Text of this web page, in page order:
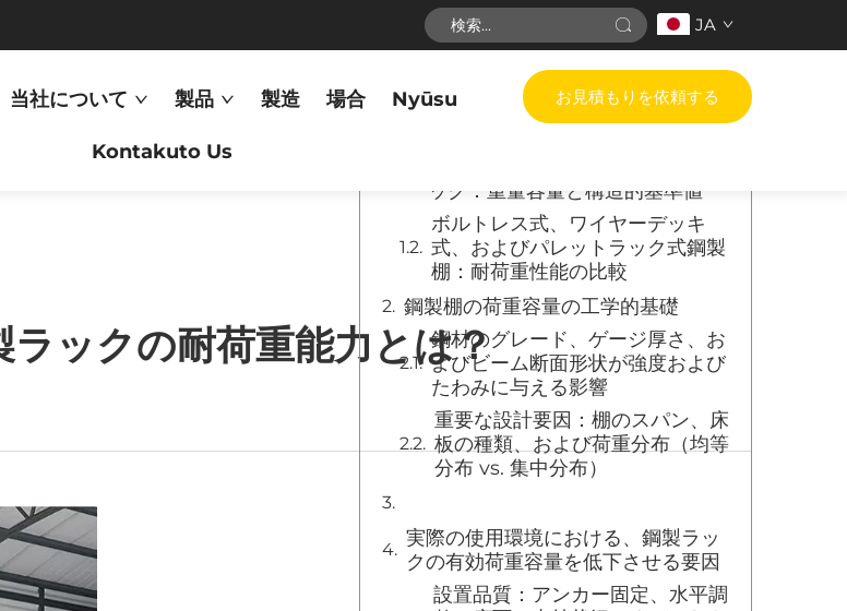
JA
当社について 製品 製造 場合 Nyūsu
Kontakuto Us
お見積もりを依頼する
ラックの耐荷重能力とは？
目次
鋼製ラックの使用目的別分類と代表
ック：重量容量と構造的基準値
ボルトレス式、ワイヤーデッキ
式、およびパレットラック式鋼製
棚：耐荷重性能の比較
鋼製棚の荷重容量の工学的基礎
鋼材のグレード、ゲージ厚さ、お
よびビーム断面形状が強度および
たわみに与える影響
重要な設計要因：棚のスパン、床
板の種類、および荷重分布（均等
分布 vs. 集中分布）
実際の使用環境における、鋼製ラッ
クの有効荷重容量を低下させる要因
設置品質：アンカー固定、水平調